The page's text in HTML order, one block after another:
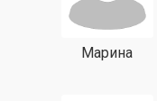
Марина